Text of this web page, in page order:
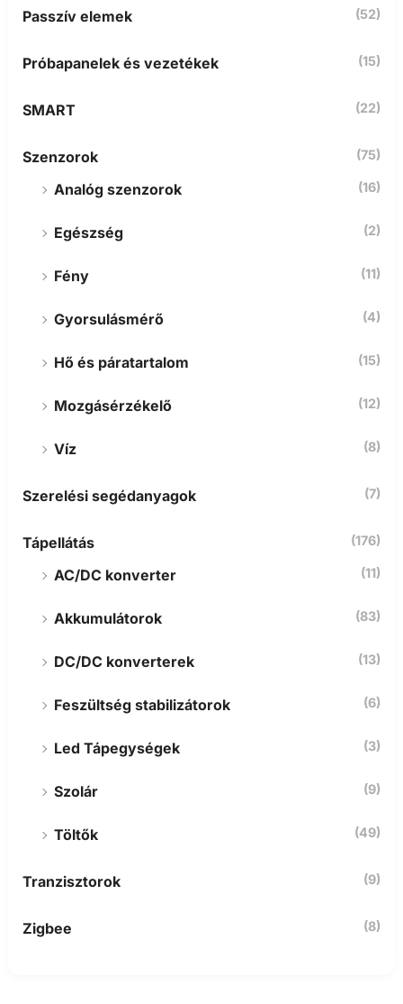
Passzív elemek (52)
Próbapanelek és vezetékek (15)
SMART (22)
Szenzorok (75)
Analóg szenzorok (16)
Egészség (2)
Fény (11)
Gyorsulásmérő (4)
Hő és páratartalom (15)
Mozgásérzékelő (12)
Víz (8)
Szerelési segédanyagok (7)
Tápellátás (176)
AC/DC konverter (11)
Akkumulátorok (83)
DC/DC konverterek (13)
Feszültség stabilizátorok (6)
Led Tápegységek (3)
Szolár (9)
Töltők (49)
Tranzisztorok (9)
Zigbee (8)